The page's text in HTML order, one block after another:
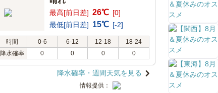
最高[前日差] 26℃ [0]
最低[前日差] 15℃ [-2]
時間 0-6 6-12 12-18
18-24
降水確率
0 0 0 0
降水確率・週間天気を見る
情報提供：